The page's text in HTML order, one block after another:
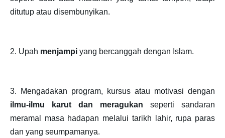
ditutup atau disembunyikan.
2. Upah menjampi yang bercanggah dengan Islam.
3. Mengadakan program, kursus atau motivasi dengan
ilmu-ilmu karut dan meragukan seperti sandaran
meramal masa hadapan melalui tarikh lahir, rupa paras
dan yang seumpamanya.